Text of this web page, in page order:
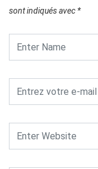
sont indiqués avec *